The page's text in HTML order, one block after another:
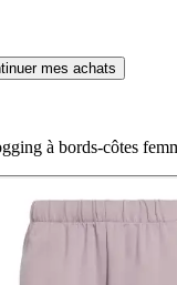
mes achats
à bords-côtes